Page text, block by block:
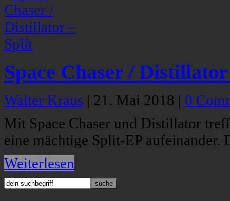
Space Chaser /
Walter Kraus | 21. Mai 2018 | 0
Mit Space Chaser und Distillator
eine mächtige Split-EP aufeinander.
Weiterlesen